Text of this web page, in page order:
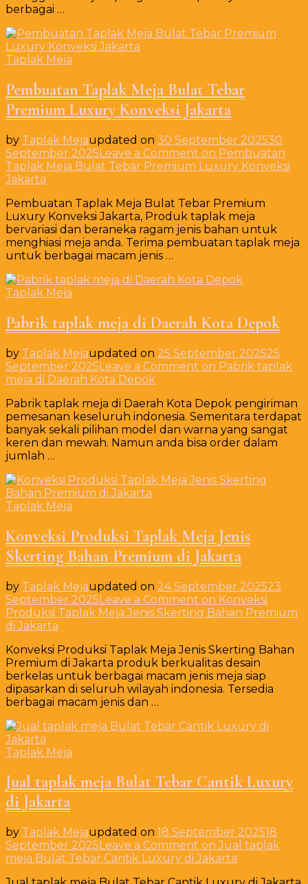
berbagai …
Taplak Meja
Pembuatan Taplak Meja Bulat Tebar
Premium Luxury Konveksi Jakarta
by Taplak Mejaupdated on 30 September 202530
September 2025Leave a Comment on Pembuatan
Taplak Meja Bulat Tebar Premium Luxury Konveksi
Jakarta
Pembuatan Taplak Meja Bulat Tebar Premium
Luxury Konveksi Jakarta, Produk taplak meja
bervariasi dan beraneka ragam jenis bahan untuk
menghiasi meja anda. Terima pembuatan taplak meja
untuk berbagai macam jenis …
Taplak Meja
Pabrik taplak meja di Daerah Kota Depok
by Taplak Mejaupdated on 25 September 202525
September 2025Leave a Comment on Pabrik taplak
meja di Daerah Kota Depok
Pabrik taplak meja di Daerah Kota Depok pengiriman
pemesanan keseluruh indonesia. Sementara terdapat
banyak sekali pilihan model dan warna yang sangat
keren dan mewah. Namun anda bisa order dalam
jumlah …
Taplak Meja
Konveksi Produksi Taplak Meja Jenis
Skerting Bahan Premium di Jakarta
by Taplak Mejaupdated on 24 September 202523
September 2025Leave a Comment on Konveksi
Produksi Taplak Meja Jenis Skerting Bahan Premium
di Jakarta
Konveksi Produksi Taplak Meja Jenis Skerting Bahan
Premium di Jakarta produk berkualitas desain
berkelas untuk berbagai macam jenis meja siap
dipasarkan di seluruh wilayah indonesia. Tersedia
berbagai macam jenis dan …
Taplak Meja
Jual taplak meja Bulat Tebar Cantik Luxury
di Jakarta
by Taplak Mejaupdated on 18 September 202518
September 2025 Leave a Comment on Jual taplak
meja Bulat Tebar Cantik Luxury di Jakarta